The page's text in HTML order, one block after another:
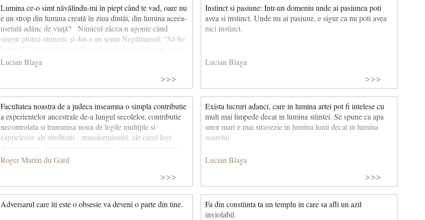
Lumina ce-o simt năvălindu-mi în piept când te vad, oare nu
e un strop din lumina creată în ziua dintâi, din lumina aceea-
nsetată adânc de viaţă? Nimicul zăcea-n agonie când
singur plutea-ntuneric şi dat-a un semn Nepătrunsul: "Să fie
lumină!" O mare şi-un vifor nebun de lumină facutu-s-a-n
clipa: o sete era de pacate, de-aventuri, de doruri, de patimi,
o sete de lume şi soare. Dar unde-a pierit orbitoarea lumină
de-atunci - cine ştie? Lumina ce-o simt năvălindu-mi în
piept când te vad - minunato, e poate ca ultimul strop din
lumina creată în ziua dintâi. (Lumina)
Lucian Blaga
>>>
Instinct si pasiune: Intr-un domeniu unde ai pasiunea poti
avea si instinct. Unde nu ai pasiune, e sigur ca nu poti avea
nici instinct.
Lucian Blaga
>>>
Facultatea noastra de a judeca inseamna o simpla contributie
a experientelor ancestrale de-a lungul secolelor, contributie
necontrolata si transmisa noua de legile multiple si
capricioase ale ereditatii…transformismul, ale carui legi
umane.
Roger Martin du Gard
>>>
Exista lucruri adanci, care in lumina artei pot fi intelese cu
mult mai limpede decat in lumina stiintei. Se spune ca apa
unor mari e mai stravezie in lumina lunii decat in lumina
soarelui.
Lucian Blaga
>>>
Adversarul care iti este o obsesie va deveni o parte din tine.
Fa din constiinta ta un templu in care sa afli un azil
inviolabil.